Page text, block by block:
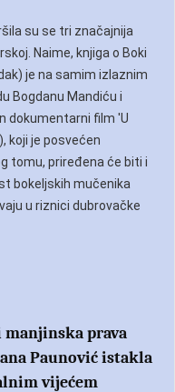
su se tri značajnija
Naime, knjiga o Boki
je na samim izlaznim
Bogdanu Mandiću i
dokumentarni film 'U
koji je posvećen
tomu, priređena će biti i
bokeljskih mučenika
u riznici dubrovačke
prava
Paunović istakla
vijećem